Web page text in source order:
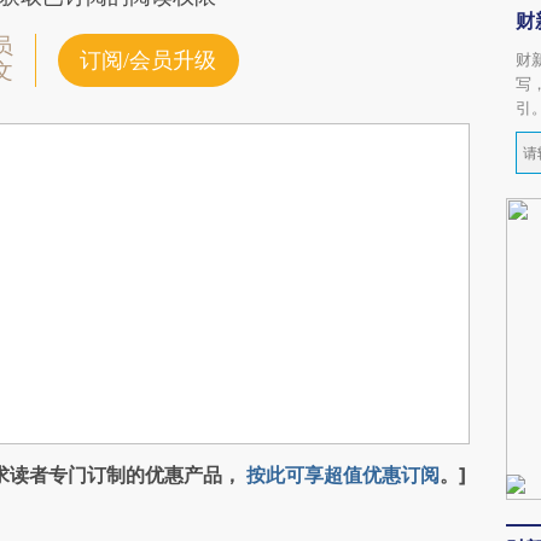
订阅/会员升级
者专门订制的优惠产品， 按此可享超值优惠订阅。]
财
财
写
引